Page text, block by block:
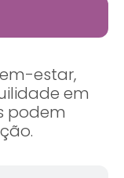
estar,
em
podem